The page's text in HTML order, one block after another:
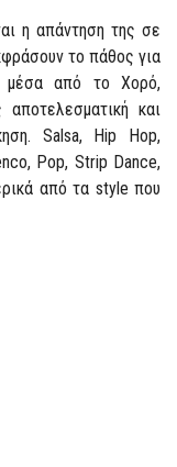
η απάντηση της σε
το πάθος για
μέσα από το Χορό,
και
Salsa, Hip Hop,
Pop, Strip Dance,
από τα style που